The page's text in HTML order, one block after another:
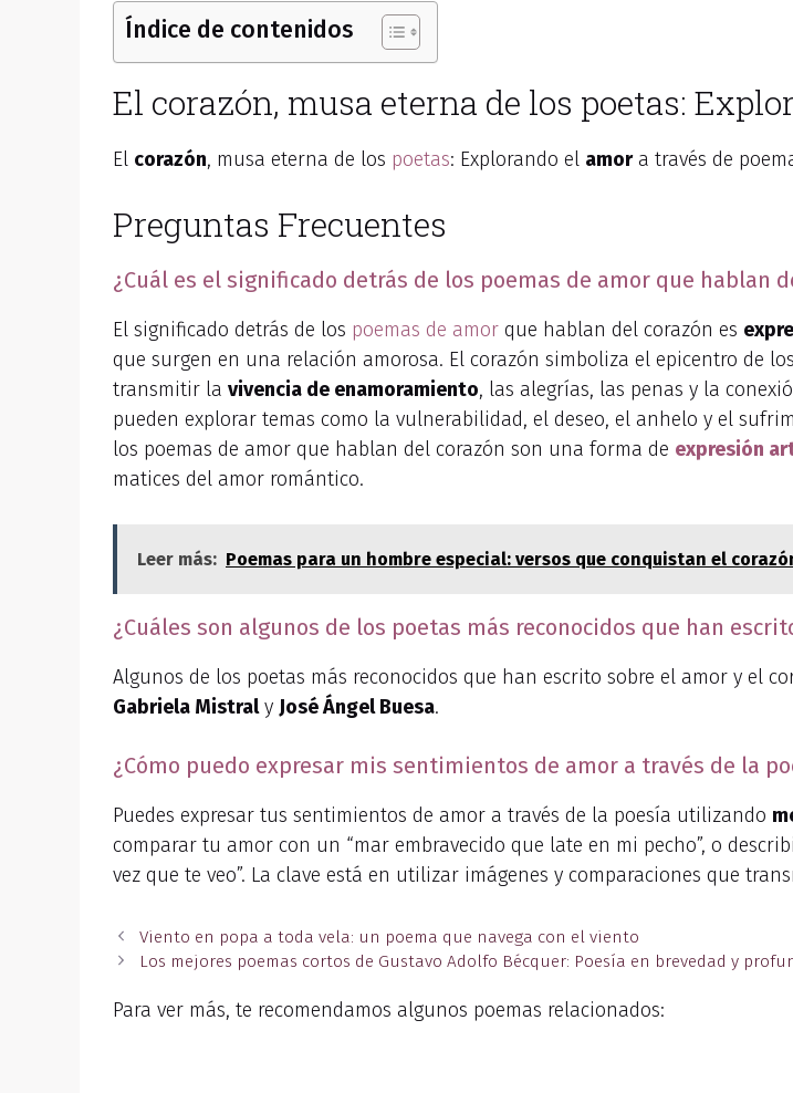
Índice de contenidos
El corazón, musa eterna de los poetas:
El corazón, musa eterna de los poetas: Explorando el amora través de
Preguntas Frecuentes
¿Cuál es el significado detrás de los poemas de amor que hablan
El significado detrás de los poemas de amor que hablan del corazón es
que surgen en una relación amorosa. El corazón simboliza el epicentro de
transmitir la vivencia de enamoramiento, las alegrías, las penas y la
pueden explorar temas como la vulnerabilidad, el deseo, el anhelo y el
los poemas de amor que hablan del corazón son una forma de expresión
matices del amor romántico.
Leer más: Poemas para un hombre especial: versos que conquistan el
¿Cuáles son algunos de los poetas más reconocidos que han
Algunos de los poetas más reconocidos que han escrito sobre el amor y el
Gabriela Mistraly José Ángel Buesa.
¿Cómo puedo expresar mis sentimientos de amor a través de la
Puedes expresar tus sentimientos de amor a través de la poesía utilizando
comparar tu amor con un “mar embravecido que late en mi pecho”, o
vez que te veo”. La clave está en utilizar imágenes y comparaciones que
Viento en popa a toda vela: un poema que navega con el viento
Los mejores poemas cortos de Gustavo Adolfo Bécquer: Poesía en brevedad y
Para ver más, te recomendamos algunos poemas relacionados: